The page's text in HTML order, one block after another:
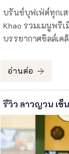
บรันช์บุฟเฟ่ต์ทุกเส
Khao รวมเมนูพรีเ
บรรยากาศชิลล์เค
อ่านต่อ
รีวิว ลาวญวน เซ็